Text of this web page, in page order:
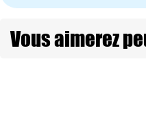
Vous aimerez